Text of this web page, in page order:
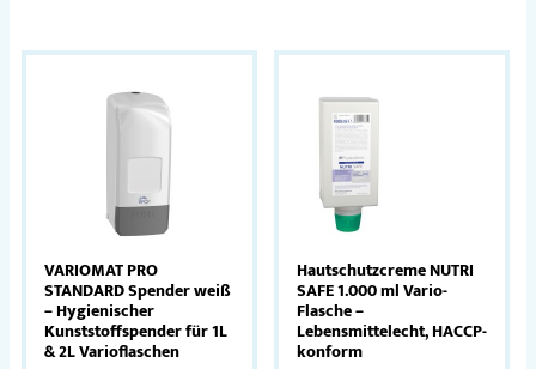
VARIOMAT PRO
STANDARD Spender weiß
– Hygienischer
Kunststoffspender für 1L
& 2L Varioflaschen
Hautschutzcreme NUTRI
SAFE 1.000 ml Vario-
Flasche –
Lebensmittelecht, HACCP-
konform